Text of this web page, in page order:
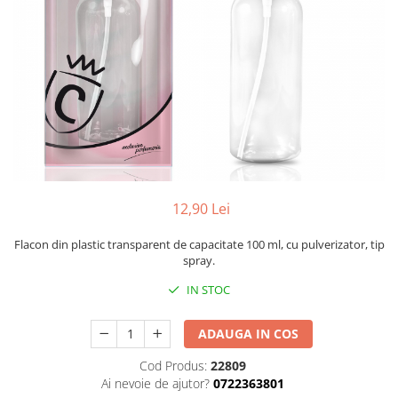
Balsam de par
Ceara de par si gel
Accesorii par
Cosmetice profesionale
Sampon de par
Tratamente si masca de par
Vopsea de par si oxidant
Accesorii tuns si vopsit
Ingrijire corp
Deodorante si antiperspirante
Lotiuni si creme de corp
Spuma si saruri de baie
12,90 Lei
Flacon din plastic transparent de capacitate 100 ml, cu pulverizator, tip
spray.
IN STOC
ADAUGA IN COS
Cod Produs: 22809
Ai nevoie de ajutor? 0722363801